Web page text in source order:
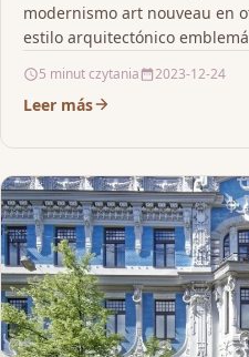
modernismo art nouveau en
estilo arquitectónico
5 minut czytania 2023-12-24
Leer más